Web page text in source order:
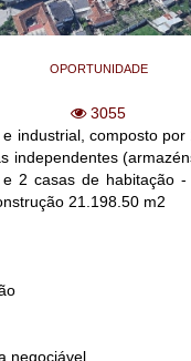
OPORTUNIDADE
3055
industrial, composto por
independentes
2 casas de habitação
21.198.50 m2
negociável